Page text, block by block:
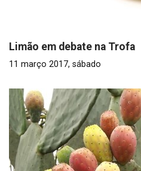
Limão em debate na Trofa
11 março 2017, sábado